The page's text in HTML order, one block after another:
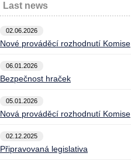
Last news
02.06.2026
Nové prováděcí rozhodnutí Komise
06.01.2026
Bezpečnost hraček
05.01.2026
Nová prováděcí rozhodnutí Komise
02.12.2025
Připravovaná legislativa